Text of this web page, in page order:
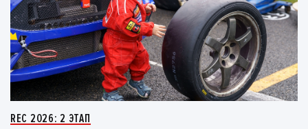
REC 2026: 2 ЭТАП